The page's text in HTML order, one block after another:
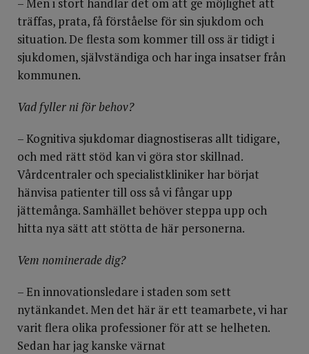
träffas, prata, få förståelse för sin sjukdom och
situation. De flesta som kommer till oss är tidigt i
sjukdomen, självständiga och har inga insatser från
kommunen.
Vad fyller ni för behov?
– Kognitiva sjukdomar diagnostiseras allt tidigare,
och med rätt stöd kan vi göra stor skillnad.
Vårdcentraler och specialistkliniker har börjat
hänvisa patienter till oss så vi fångar upp
jättemånga. Samhället behöver steppa upp och
hitta nya sätt att stötta de här personerna.
Vem nominerade dig?
– En innovationsledare i staden som sett
nytänkandet. Men det här är ett teamarbete, vi har
varit flera olika professioner för att se helheten.
Sedan har jag kanske värnat